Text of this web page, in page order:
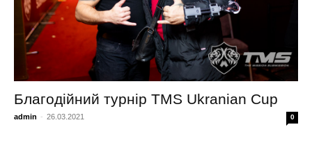
Благодійний турнір TMS Ukranian Cup
admin - 26.03.2021 0